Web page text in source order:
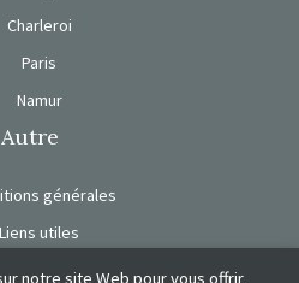
Charleroi
Paris
Namur
Autre
générales
Liens utiles
de vie privée
notre site Web pour vous offrir